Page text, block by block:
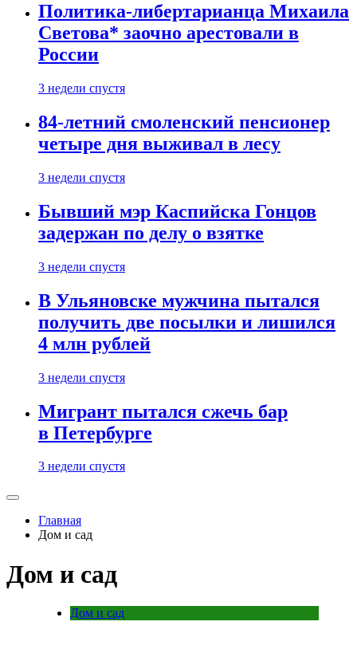
Политика-либертарианца Михаила
Светова* заочно арестовали в
России
3 недели спустя
84-летний смоленский пенсионер
четыре дня выживал в лесу
3 недели спустя
Бывший мэр Каспийска Гонцов
задержан по делу о взятке
3 недели спустя
В Ульяновске мужчина пытался
получить две посылки и лишился
4 млн рублей
3 недели спустя
Мигрант пытался сжечь бар
в Петербурге
3 недели спустя
Главная
Дом и сад
Дом и сад
Дом и сад